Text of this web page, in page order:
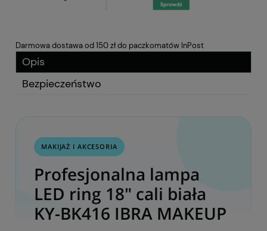
Darmowa dostawa od 150 zł do paczkomatów InPost
Opis
Bezpieczeństwo
MAKIJAŻ I AKCESORIA
Profesjonalna lampa
LED ring 18" cali biała
KY-BK416 IBRA MAKEUP